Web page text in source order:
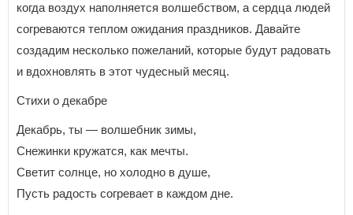
когда воздух наполняется волшебством, а сердца людей
согреваются теплом ожидания праздников. Давайте
создадим несколько пожеланий, которые будут радовать
и вдохновлять в этот чудесный месяц.
Стихи о декабре
Декабрь, ты — волшебник зимы,
Снежинки кружатся, как мечты.
Светит солнце, но холодно в душе,
Пусть радость согревает в каждом дне.